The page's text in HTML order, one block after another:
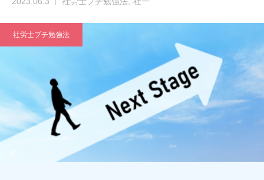
社労士プチ勉強法